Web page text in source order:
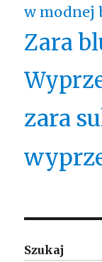
w modnej
Zara
zara
Szukaj